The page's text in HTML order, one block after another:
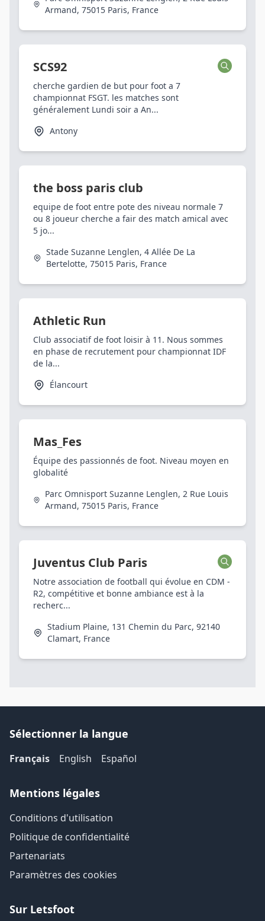
Armand, 75015 Paris, France
SCS92
cherche gardien de but pour foot a 7
championnat FSGT. les matches sont
généralement Lundi soir a An...
Antony
the boss paris club
equipe de foot entre pote des niveau normale 7
ou 8 joueur cherche a fair des match amical avec
5 jo...
Stade Suzanne Lenglen, 4 Allée De La
Bertelotte, 75015 Paris, France
Athletic Run
Club associatif de foot loisir à 11. Nous sommes
en phase de recrutement pour championnat IDF
de la...
Élancourt
Mas_Fes
Équipe des passionnés de foot. Niveau moyen en
globalité
Parc Omnisport Suzanne Lenglen, 2 Rue Louis
Armand, 75015 Paris, France
Juventus Club Paris
Notre association de football qui évolue en CDM -
R2, compétitive et bonne ambiance est à la
recherc...
Stadium Plaine, 131 Chemin du Parc, 92140
Clamart, France
Sélectionner la langue
Français English Español
Mentions légales
Conditions d'utilisation
Politique de confidentialité
Partenariats
Paramètres des cookies
Sur Letsfoot